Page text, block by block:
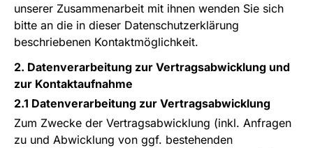
unserer Zusammenarbeit mit ihnen wenden Sie sich
bitte an die in dieser Datenschutzerklärung
beschriebenen Kontaktmöglichkeit.
2. Datenverarbeitung zur Vertragsabwicklung und
zur Kontaktaufnahme
2.1 Datenverarbeitung zur Vertragsabwicklung
Zum Zwecke der Vertragsabwicklung (inkl. Anfragen
zu und Abwicklung von ggf. bestehenden